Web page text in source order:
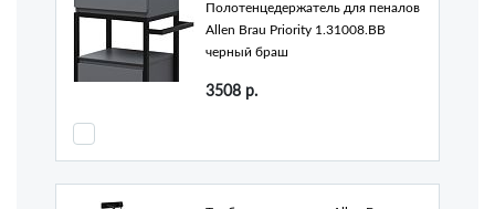
Полотенцедержатель для пеналов
Allen Brau Priority 1.31008.BB
черный браш
3508 р.